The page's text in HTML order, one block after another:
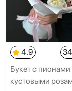
4.9
Букет с пионами
кустовыми